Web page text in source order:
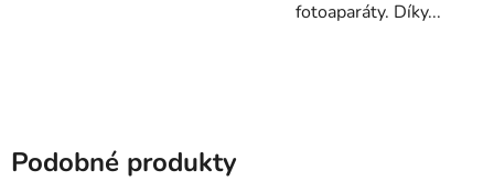
fotoaparáty. Díky...
Podobné produkty